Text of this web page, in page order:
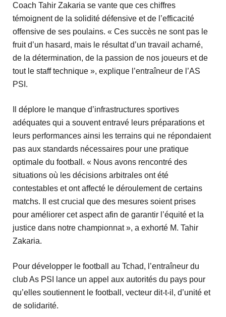
Coach Tahir Zakaria se vante que ces chiffres
témoignent de la solidité défensive et de l’efficacité
offensive de ses poulains. « Ces succès ne sont pas le
fruit d’un hasard, mais le résultat d’un travail acharné,
de la détermination, de la passion de nos joueurs et de
tout le staff technique », explique l’entraîneur de l’AS
PSI.
Il déplore le manque d’infrastructures sportives
adéquates qui a souvent entravé leurs préparations et
leurs performances ainsi les terrains qui ne répondaient
pas aux standards nécessaires pour une pratique
optimale du football. « Nous avons rencontré des
situations où les décisions arbitrales ont été
contestables et ont affecté le déroulement de certains
matchs. Il est crucial que des mesures soient prises
pour améliorer cet aspect afin de garantir l’équité et la
justice dans notre championnat », a exhorté M. Tahir
Zakaria.
Pour développer le football au Tchad, l’entraîneur du
club As PSI lance un appel aux autorités du pays pour
qu’elles soutiennent le football, vecteur dit-t-il, d’unité et
de solidarité.